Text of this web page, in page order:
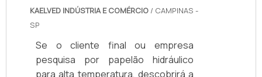
KAELVED INDÚSTRIA E COMÉRCIO / CAMPINAS -
SP
Se o cliente final ou empresa
pesquisa por papelão hidráulico
para alta temperatura, descobrirá a